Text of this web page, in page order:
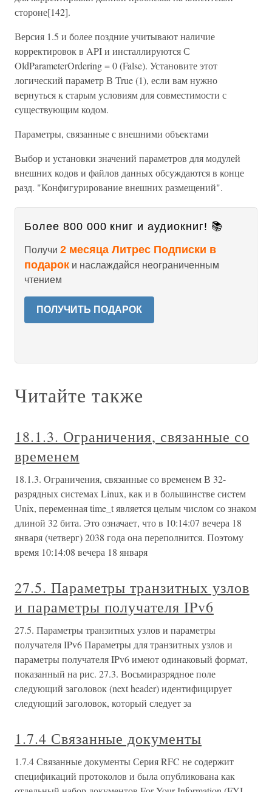
стороне[142].
Версия 1.5 и более поздние учитывают наличие
корректировок в API и инсталлируются С
OldParameterOrdering = 0 (False). Установите этот
логический параметр В True (1), если вам нужно
вернуться к старым условиям для совместимости с
существующим кодом.
Параметры, связанные с внешними объектами
Выбор и установки значений параметров для модулей
внешних кодов и файлов данных обсуждаются в конце
разд. "Конфигурирование внешних размещений".
Более 800 000 книг и аудиокниг! 📚
Получи 2 месяца Литрес Подписки в
подарок и наслаждайся неограниченным
чтением
ПОЛУЧИТЬ ПОДАРОК
Читайте также
18.1.3. Ограничения, связанные со
временем
18.1.3. Ограничения, связанные со временем В 32-
разрядных системах Linux, как и в большинстве систем
Unix, переменная time_t является целым числом со знаком
длиной 32 бита. Это означает, что в 10:14:07 вечера 18
января (четверг) 2038 года она переполнится. Поэтому
время 10:14:08 вечера 18 января
27.5. Параметры транзитных узлов
и параметры получателя IPv6
27.5. Параметры транзитных узлов и параметры
получателя IPv6 Параметры для транзитных узлов и
параметры получателя IPv6 имеют одинаковый формат,
показанный на рис. 27.3. Восьмиразрядное поле
следующий заголовок (next header) идентифицирует
следующий заголовок, который следует за
1.7.4 Связанные документы
1.7.4 Связанные документы Серия RFC не содержит
спецификаций протоколов и была опубликована как